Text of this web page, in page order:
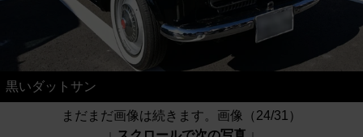
黒いダットサン
まだまだ画像は続きます。画像（24/31）